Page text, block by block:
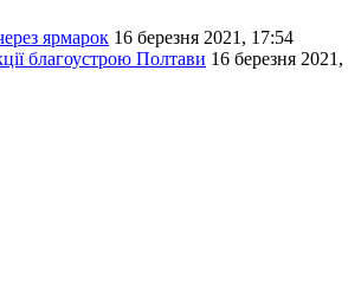
ярмарок 16 березня 2021, 17:54
благоустрою Полтави 16 березня